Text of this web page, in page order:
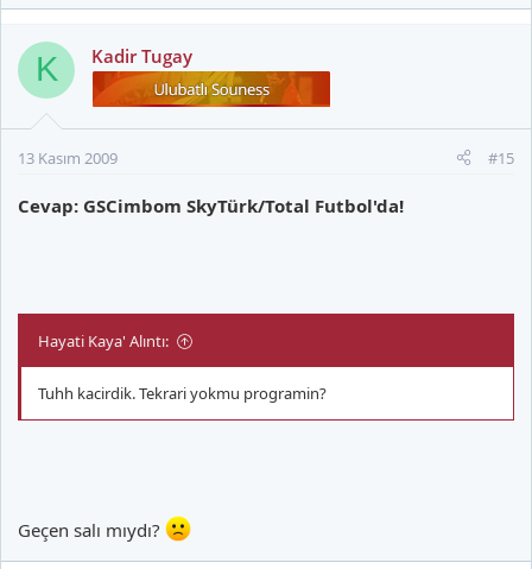
K Kadir Tugay
13 Kasım 2009 #15
Cevap: GSCimbom SkyTürk/Total Futbol'da!
Hayati Kaya' Alıntı:
Tuhh kacirdik. Tekrari yokmu programin?
Geçen salı mıydı?